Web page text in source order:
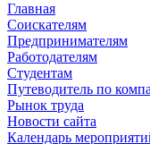
Главная
Соискателям
Предпринимателям
Работодателям
Студентам
Путеводитель по
Рынок труда
Новости сайта
Календарь